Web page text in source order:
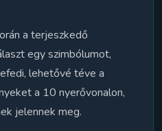
a terjeszkedő
egy szimbólumot,
lehetővé téve a
a 10 nyerővonalon,
jelennek meg.